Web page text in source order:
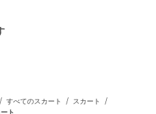
/ すべてのスカート / スカート /
ト